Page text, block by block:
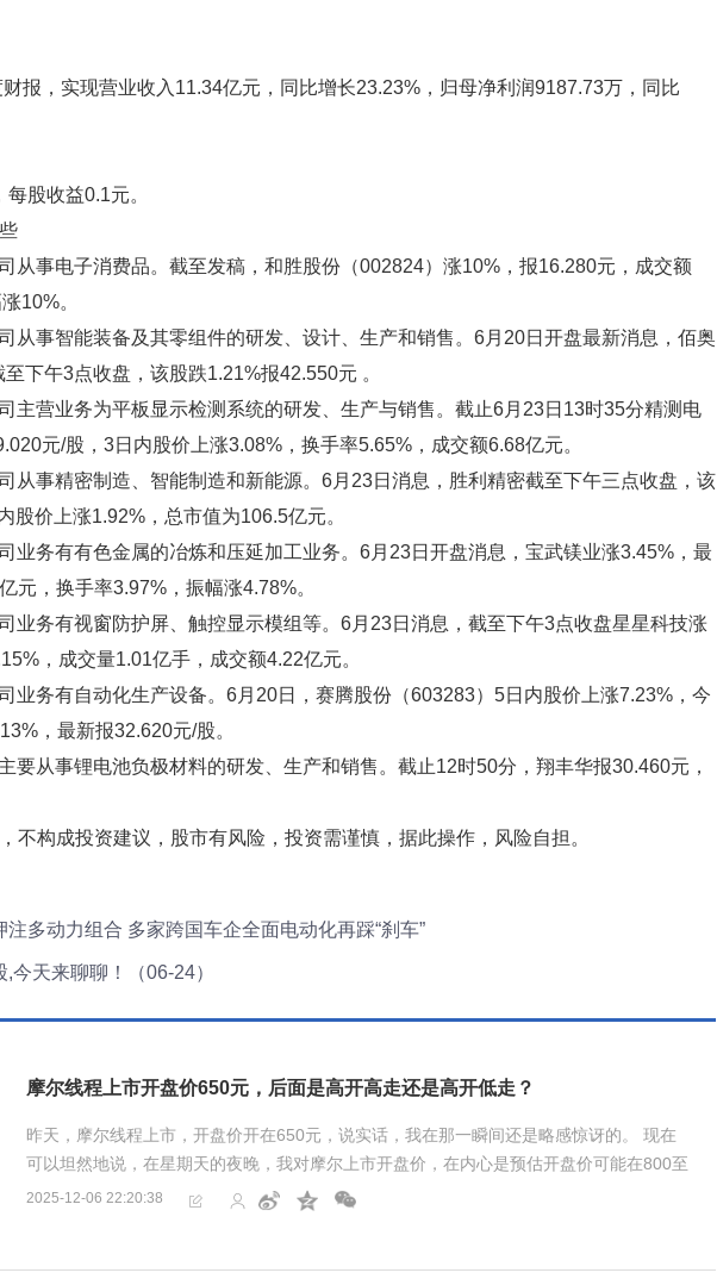
报，实现营业收入11.34亿元，同比增长23.23%，归母净利润9187.73万，同比
股收益0.1元。
从事电子消费品。截至发稿，和胜股份（002824）涨10%，报16.280元，成交额
10%。
从事智能装备及其零组件的研发、设计、生产和销售。6月20日开盘最新消息，佰奥
下午3点收盘，该股跌1.21%报42.550元 。
主营业务为平板显示检测系统的研发、生产与销售。截止6月23日13时35分精测电
元/股，3日内股价上涨3.08%，换手率5.65%，成交额6.68亿元。
从事精密制造、智能制造和新能源。6月23日消息，胜利精密截至下午三点收盘，该
股价上涨1.92%，总市值为106.5亿元。
业务有有色金属的冶炼和压延加工业务。6月23日开盘消息，宝武镁业涨3.45%，最
元，换手率3.97%，振幅涨4.78%。
业务有视窗防护屏、触控显示模组等。6月23日消息，截至下午3点收盘星星科技涨
，成交量1.01亿手，成交额4.22亿元。
业务有自动化生产设备。6月20日，赛腾股份（603283）5日内股价上涨7.23%，今
，最新报32.620元/股。
要从事锂电池负极材料的研发、生产和销售。截止12时50分，翔丰华报30.460元，
不构成投资建议，股市有风险，投资需谨慎，据此操作，风险自担。
多动力组合 多家跨国车企全面电动化再踩“刹车”
今天来聊聊！（06-24）
摩尔线程上市开盘价650元，后面是高开高走还是高开低走？
昨天，摩尔线程上市，开盘价开在650元，说实话，我在那一瞬间还是略感惊讶的。 现在
可以坦然地说，在星期天的夜晚，我对摩尔上市开盘价，在内心是预估开盘价可能在800至
1000元左右的，原因是和寒武纪进行对比。寒武纪总股本4.2亿股，每...
2025-12-06 22:20:38